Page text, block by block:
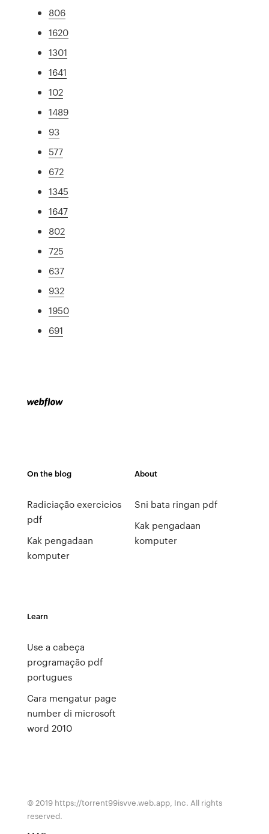
806
1620
1301
1641
102
1489
93
577
672
1345
1647
802
725
637
932
1950
691
On the blog
Radiciação exercicios
pdf
Kak pengadaan
komputer
About
Sni bata ringan pdf
Kak pengadaan
komputer
Learn
Use a cabeça
programação pdf
portugues
Cara mengatur page
number di microsoft
word 2010
© 2019 https://torrent99isvve.web.app, Inc. All rights
reserved.